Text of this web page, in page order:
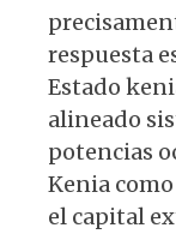
respuesta
Estado
alineado
potencias
Kenia
el capital